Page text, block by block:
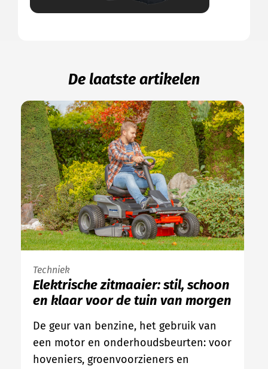
De laatste artikelen
Techniek
Elektrische zitmaaier: stil, schoon
en klaar voor de tuin van morgen
De geur van benzine, het gebruik van
een motor en onderhoudsbeurten: voor
hoveniers, groenvoorzieners en